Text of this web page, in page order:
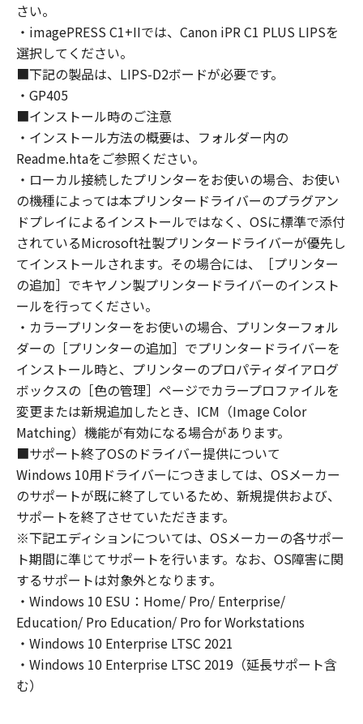
は一部を修正、改変、逆コンパイル、逆アセン
ブル、その他リバースエンジニアリング等する
ことはできません。また第三者にこのような行
為をさせてはなりません。
３．帰属
「本ソフトウェア」に係る権原および所有権
は、その内容によりキヤノンまたはキヤノンの
ライセンサーに帰属します。
４．著作権表示
お客様は、「本ソフトウェア」に含まれるキヤ
ノンまたはキヤノンのライセンサーの著作権表
示を変更し、除去しもしくは削除してはなりま
せん。
５．保証の否認・免責
(1) 「本ソフトウェア」は、『現状のまま』の
状態で使用許諾されます。キヤノン、キヤノン
のライセンサー、キヤノンの子会社、キヤノン
の関連会社、それらの販売代理店または販売店
のいずれも、「本ソフトウェア」に関して、商
品性および特定の目的への適合性の保証を含
め、いかなる保証も、明示たると黙示たるとを
問わず一切しないものとします。
(2) キヤノン、キヤノンのライセンサー、キヤノ
ンの子会社、キヤノンの関連会社、それらの販
売代理店または販売店のいずれも、「本ソフト
ウェア」の使用または使用不能から生ずるいか
なる損害（逸失利益およびその他の派生的また
は付随的な損害を含むがこれらに限定されない
全ての損害を言います。）について、適用法で
認められる限り、一切の責任を負わないものと
します。たとえ、キヤノン、キヤノンのライセ
ンサー、キヤノンの子会社、キヤノンの関連会
社、それらの販売代理店または販売店がかかる
損害の可能性について知らされていた場合でも
さい。
・imagePRESS C1+IIでは、Canon iPR C1 PLUS LIPSを
選択してください。
■下記の製品は、LIPS-D2ボードが必要です。
・GP405
■インストール時のご注意
・インストール方法の概要は、フォルダー内の
Readme.htaをご参照ください。
・ローカル接続したプリンターをお使いの場合、お使い
の機種によっては本プリンタードライバーのプラグアン
ドプレイによるインストールではなく、OSに標準で添付
されているMicrosoft社製プリンタードライバーが優先し
てインストールされます。その場合には、［プリンター
の追加］でキヤノン製プリンタードライバーのインスト
ールを行ってください。
・カラープリンターをお使いの場合、プリンターフォル
ダーの［プリンターの追加］でプリンタードライバーを
インストール時と、プリンターのプロパティダイアログ
ボックスの［色の管理］ページでカラープロファイルを
変更または新規追加したとき、ICM（Image Color
Matching）機能が有効になる場合があります。
■サポート終了OSのドライバー提供について
Windows 10用ドライバーにつきましては、OSメーカー
のサポートが既に終了しているため、新規提供および、
サポートを終了させていただきます。
※下記エディションについては、OSメーカーの各サポー
ト期間に準じてサポートを行います。なお、OS障害に関
するサポートは対象外となります。
・Windows 10 ESU：Home/ Pro/ Enterprise/
Education/ Pro Education/ Pro for Workstations
・Windows 10 Enterprise LTSC 2021
・Windows 10 Enterprise LTSC 2019（延長サポート含
む）